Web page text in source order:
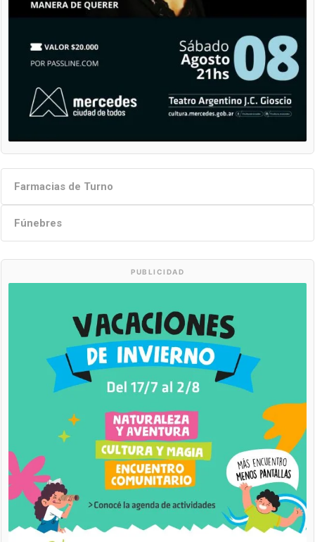
Farmacias de Turno
Fúnebres
PUBLICIDAD